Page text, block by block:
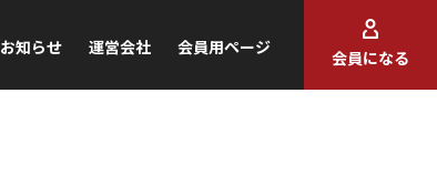
お知らせ 運営会社 会員用ページ
会員になる